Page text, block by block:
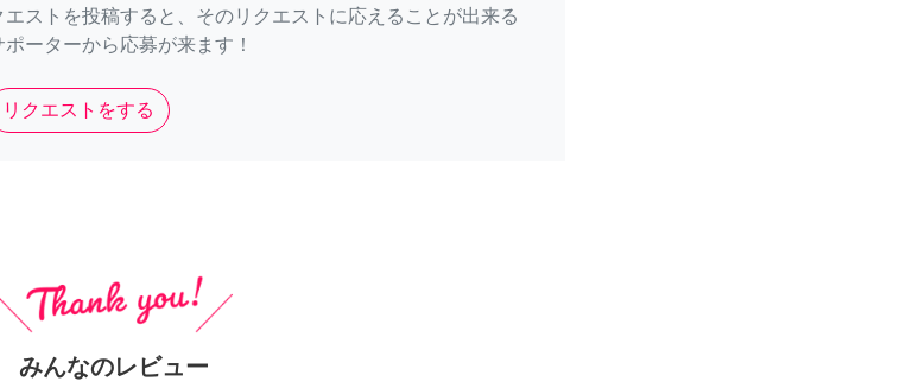
エストを投稿すると、そのリクエストに応えることが出来る
ポーターから応募が来ます！
リクエストをする
みんなのレビュー